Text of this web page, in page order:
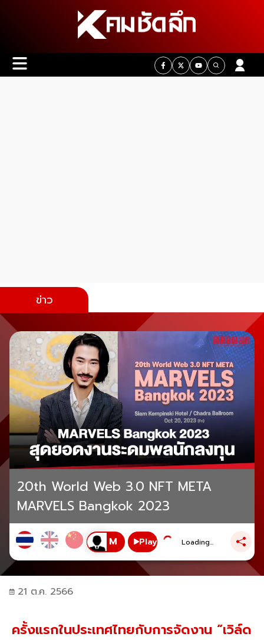
ข่าว
20th World Web 3.0 NFT META
MARVELS Bangkok 2023
Play Loading...
21 ต.ค. 2566
ครั้งแรกในประเทศไทยกับการจัดงาน “เวิล์ด